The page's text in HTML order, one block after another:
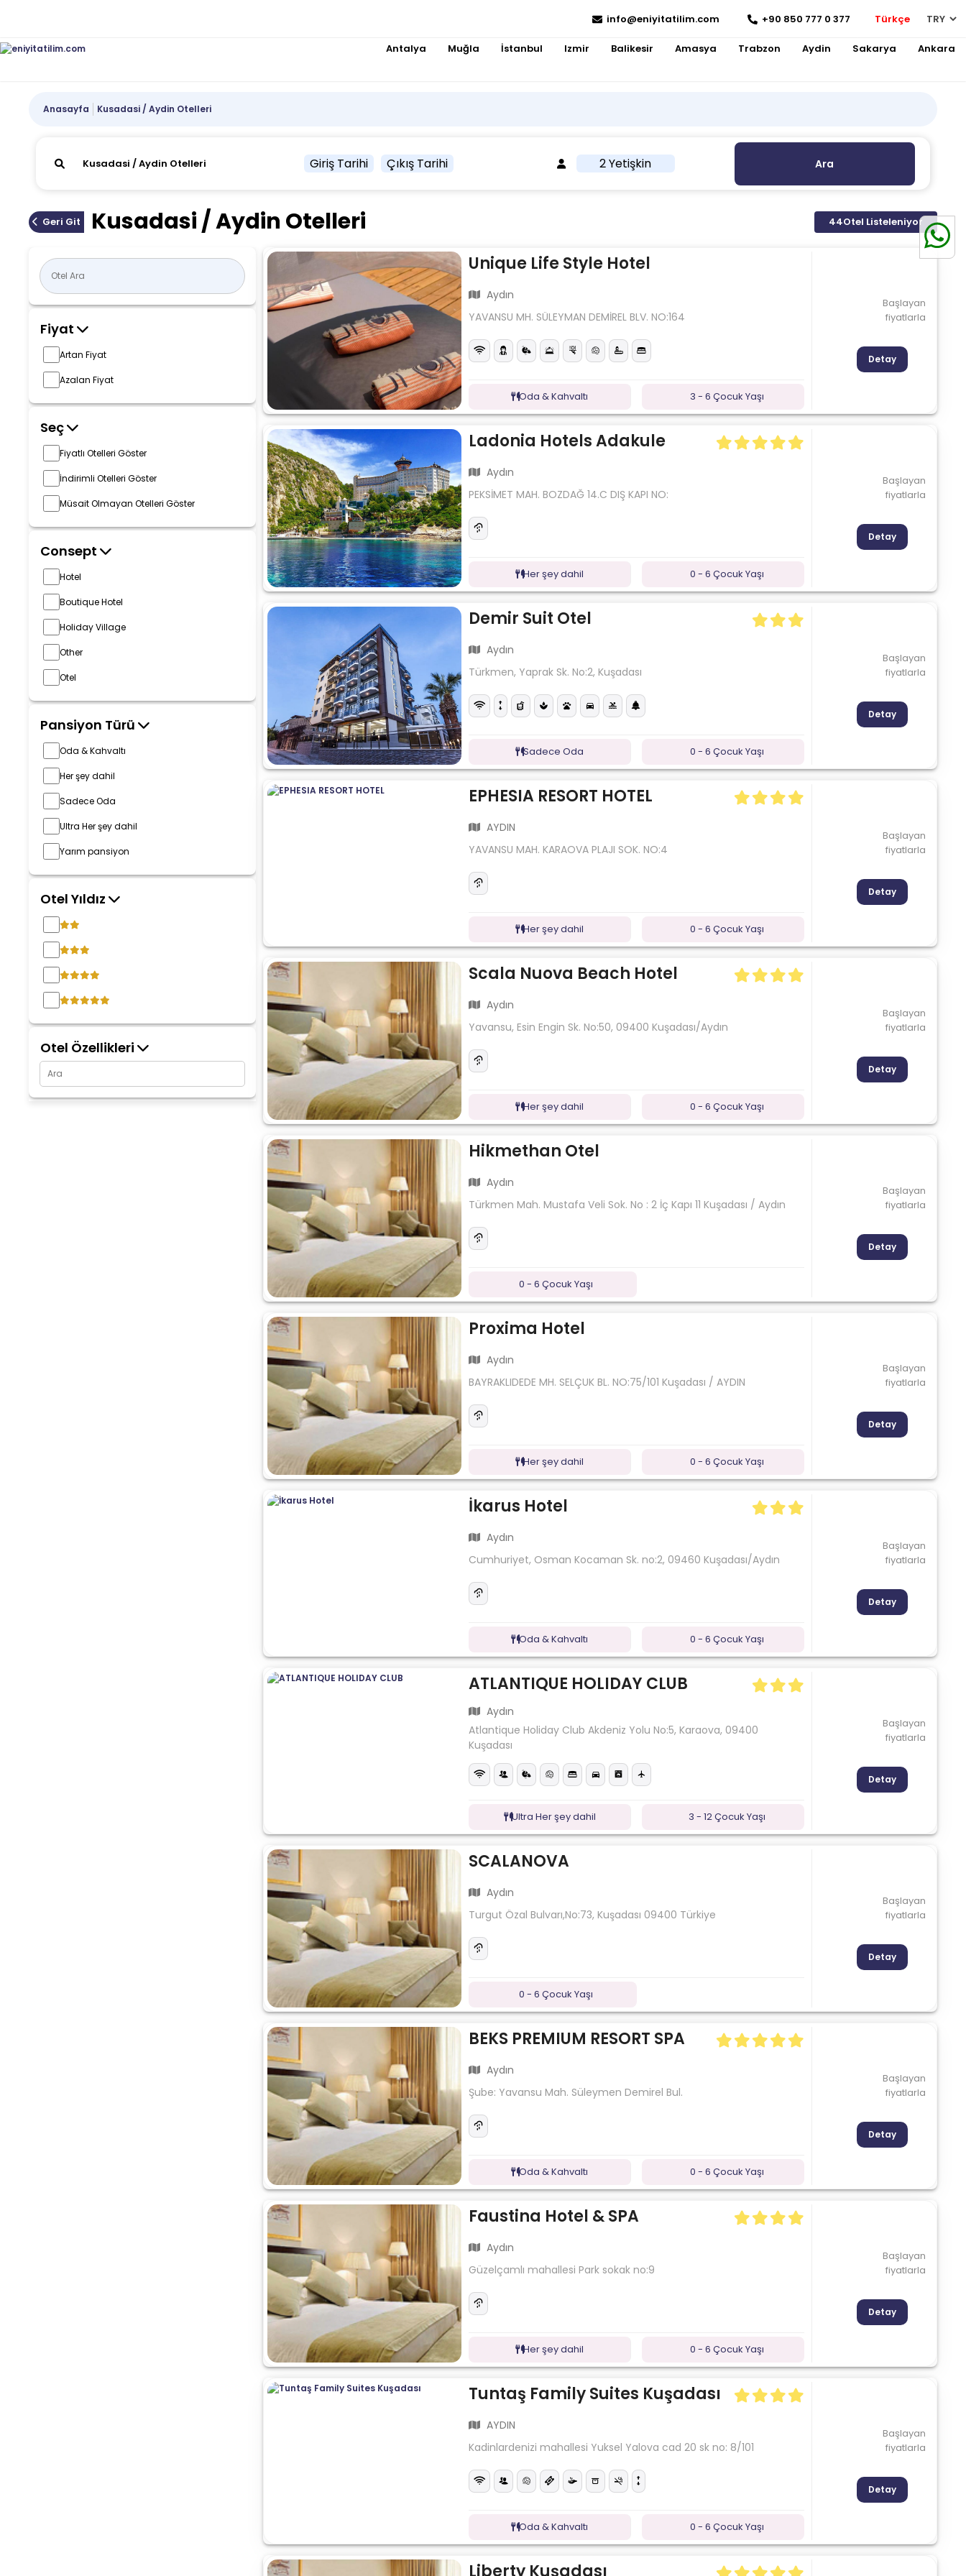
info@eniyitatilim.com +90 850 777 0 377 Türkçe
Antalya Muğla İstanbul Izmir Balikesir Amasya Trabzon Aydin Sakarya Ankara
Anasayfa Kusadasi / Aydin Otelleri
Giriş Tarihi Çıkış Tarihi 2 Yetişkin Ara
Geri Git Kusadasi / Aydin Otelleri 44Otel Listeleniyor
Fiyat
Artan Fiyat
Azalan Fiyat
Seç
Fiyatlı Otelleri Göster
İndirimli Otelleri Göster
Müsait Olmayan Otelleri Göster
Consept
Hotel
Boutique Hotel
Holiday Village
Other
Otel
Pansiyon Türü
Oda & Kahvaltı
Her şey dahil
Sadece Oda
Ultra Her şey dahil
Yarım pansiyon
Otel Yıldız
Otel Özellikleri
Unique Life Style Hotel
Aydın
YAVANSU MH. SÜLEYMAN DEMİREL BLV. NO:164
Oda & Kahvaltı 3 - 6 Çocuk Yaşı
Başlayan
fiyatlarla
Detay
Ladonia Hotels Adakule
Aydın
PEKSİMET MAH. BOZDAĞ 14.C DIŞ KAPI NO:
Her şey dahil 0 - 6 Çocuk Yaşı
Başlayan
fiyatlarla
Detay
Demir Suit Otel
Aydın
Türkmen, Yaprak Sk. No:2, Kuşadası
Sadece Oda 0 - 6 Çocuk Yaşı
Başlayan
fiyatlarla
Detay
EPHESIA RESORT HOTEL
AYDIN
YAVANSU MAH. KARAOVA PLAJI SOK. NO:4
Her şey dahil 0 - 6 Çocuk Yaşı
Başlayan
fiyatlarla
Detay
Scala Nuova Beach Hotel
Aydın
Yavansu, Esin Engin Sk. No:50, 09400 Kuşadası/Aydın
Her şey dahil 0 - 6 Çocuk Yaşı
Başlayan
fiyatlarla
Detay
Hikmethan Otel
Aydın
Türkmen Mah. Mustafa Veli Sok. No : 2 İç Kapı 11 Kuşadası / Aydın
0 - 6 Çocuk Yaşı
Başlayan
fiyatlarla
Detay
Proxima Hotel
Aydın
BAYRAKLIDEDE MH. SELÇUK BL. NO:75/101 Kuşadası / AYDIN
Her şey dahil 0 - 6 Çocuk Yaşı
Başlayan
fiyatlarla
Detay
İkarus Hotel
Aydın
Cumhuriyet, Osman Kocaman Sk. no:2, 09460 Kuşadası/Aydın
Oda & Kahvaltı 0 - 6 Çocuk Yaşı
Başlayan
fiyatlarla
Detay
ATLANTIQUE HOLIDAY CLUB
Aydın
Atlantique Holiday Club Akdeniz Yolu No:5, Karaova, 09400
Kuşadası
Ultra Her şey dahil 3 - 12 Çocuk Yaşı
Başlayan
fiyatlarla
Detay
SCALANOVA
Aydın
Turgut Özal Bulvarı,No:73, Kuşadası 09400 Türkiye
0 - 6 Çocuk Yaşı
Başlayan
fiyatlarla
Detay
BEKS PREMIUM RESORT SPA
Aydın
Şube: Yavansu Mah. Süleymen Demirel Bul.
Oda & Kahvaltı 0 - 6 Çocuk Yaşı
Başlayan
fiyatlarla
Detay
Faustina Hotel & SPA
Aydın
Güzelçamlı mahallesi Park sokak no:9
Her şey dahil 0 - 6 Çocuk Yaşı
Başlayan
fiyatlarla
Detay
Tuntaş Family Suites Kuşadası
AYDIN
Kadinlardenizi mahallesi Yuksel Yalova cad 20 sk no: 8/101
Oda & Kahvaltı 0 - 6 Çocuk Yaşı
Başlayan
fiyatlarla
Detay
Liberty Kuşadası